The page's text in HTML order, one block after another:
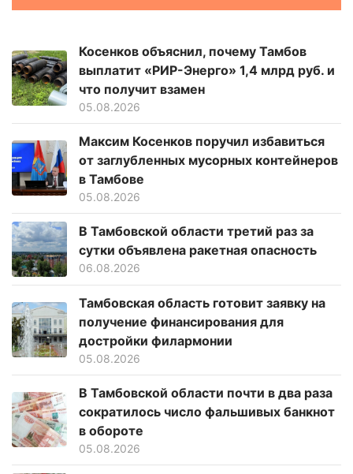
Косенков объяснил, почему Тамбов
выплатит «РИР-Энерго» 1,4 млрд руб. и
что получит взамен
05.08.2026
Максим Косенков поручил избавиться
от заглубленных мусорных контейнеров
в Тамбове
05.08.2026
В Тамбовской области третий раз за
сутки объявлена ракетная опасность
06.08.2026
Тамбовская область готовит заявку на
получение финансирования для
достройки филармонии
05.08.2026
В Тамбовской области почти в два раза
сократилось число фальшивых банкнот
в обороте
05.08.2026